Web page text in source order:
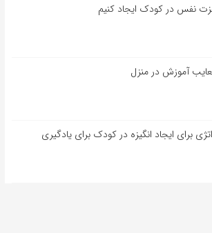
نفس در کودک ایجاد کنیم
آموزش در منزل